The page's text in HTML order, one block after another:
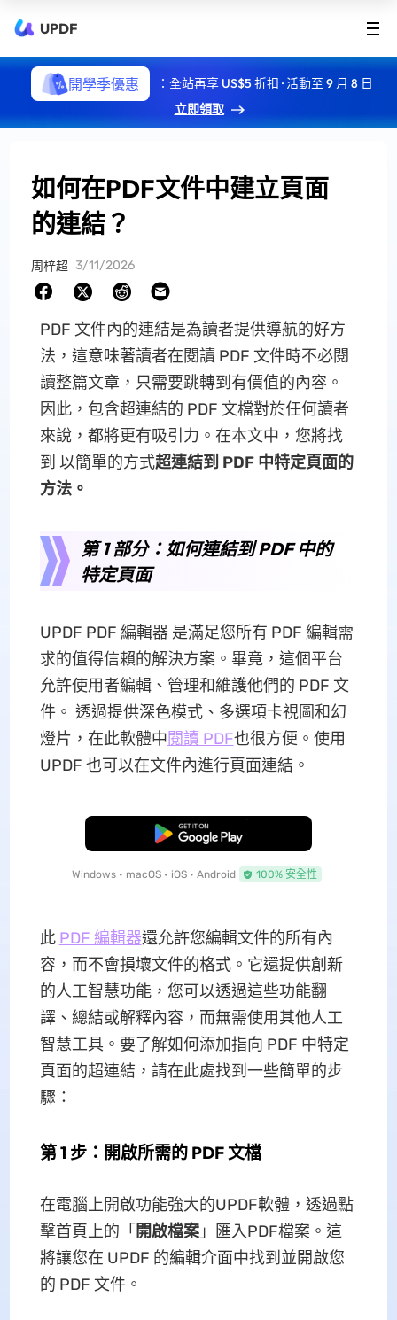
UPDF
開學季優惠
：全站再享 US$5 折扣 · 活動至 9 月 8 日
立即領取
如何在PDF文件中建立頁面
的連結？
周梓超 3/11/2026
PDF 文件內的連結是為讀者提供導航的好方
法，這意味著讀者在閱讀 PDF 文件時不必閱
讀整篇文章，只需要跳轉到有價值的內容。
因此，包含超連結的 PDF 文檔對於任何讀者
來說，都將更有吸引力。在本文中，您將找
到 以簡單的方式超連結到 PDF 中特定頁面的
方法。
第 1 部分：如何連結到 PDF 中的
特定頁面
UPDF PDF 編輯器 是滿足您所有 PDF 編輯需
求的值得信賴的解決方案。畢竟，這個平台
允許使用者編輯、管理和維護他們的 PDF 文
件。 透過提供深色模式、多選項卡視圖和幻
燈片，在此軟體中閱讀 PDF也很方便。使用
UPDF 也可以在文件內進行頁面連結。
免費下載
Windows • macOS • iOS • Android 100% 安全性
此 PDF 編輯器還允許您編輯文件的所有內
容，而不會損壞文件的格式。它還提供創新
的人工智慧功能，您可以透過這些功能翻
譯、總結或解釋內容，而無需使用其他人工
智慧工具。要了解如何添加指向 PDF 中特定
頁面的超連結，請在此處找到一些簡單的步
驟：
第 1 步：開啟所需的 PDF 文檔
在電腦上開啟功能強大的UPDF軟體，透過點
擊首頁上的「 開啟檔案」匯入PDF檔案。這
將讓您在 UPDF 的編輯介面中找到並開啟您
的 PDF 文件。